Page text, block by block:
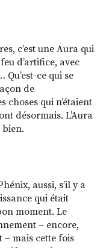
c’est une Aura qui
d’artifice, avec
ce qui se
de
choses qui n’étaient
désormais. L’Aura
bien.
aussi, s’il y a
qui était
moment. Le
– encore,
– mais cette fois